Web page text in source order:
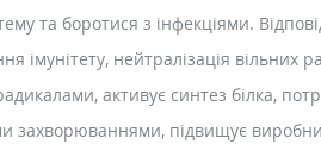
та боротися з інфекціями.
імунітету, нейтралізація
активує синтез білка,
захворюваннями, підвищує